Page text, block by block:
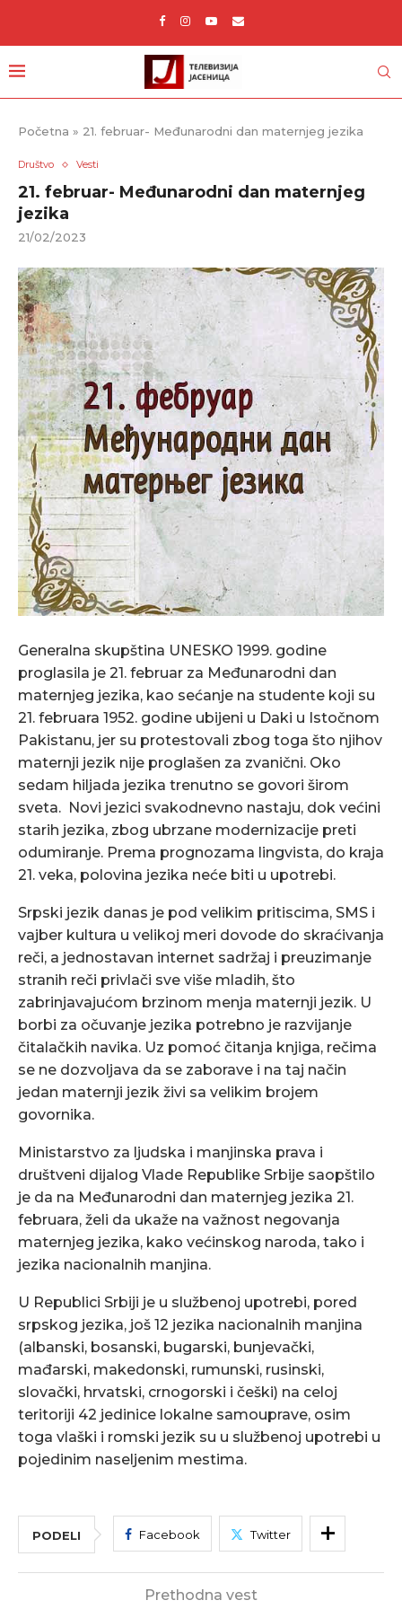
Početna » 21. februar- Međunarodni dan maternjeg jezika
Društvo Vesti
21. februar- Međunarodni dan maternjeg
jezika
21/02/2023
Generalna skupština UNESKO 1999. godine
proglasila je 21. februar za Međunarodni dan
maternjeg jezika, kao sećanje na studente koji su
21. februara 1952. godine ubijeni u Daki u Istočnom
Pakistanu, jer su protestovali zbog toga što njihov
maternji jezik nije proglašen za zvanični. Oko
sedam hiljada jezika trenutno se govori širom
sveta. Novi jezici svakodnevno nastaju, dok većini
starih jezika, zbog ubrzane modernizacije preti
odumiranje. Prema prognozama lingvista, do kraja
21. veka, polovina jezika neće biti u upotrebi.
Srpski jezik danas je pod velikim pritiscima, SMS i
vajber kultura u velikoj meri dovode do skraćivanja
reči, a jednostavan internet sadržaj i preuzimanje
stranih reči privlači sve više mladih, što
zabrinjavajućom brzinom menja maternji jezik. U
borbi za očuvanje jezika potrebno je razvijanje
čitalačkih navika. Uz pomoć čitanja knjiga, rečima
se ne dozvoljava da se zaborave i na taj način
jedan maternji jezik živi sa velikim brojem
govornika.
Ministarstvo za ljudska i manjinska prava i
društveni dijalog Vlade Republike Srbije saopštilo
je da na Međunarodni dan maternjeg jezika 21.
februara, želi da ukaže na važnost negovanja
maternjeg jezika, kako većinskog naroda, tako i
jezika nacionalnih manjina.
U Republici Srbiji je u službenoj upotrebi, pored
srpskog jezika, još 12 jezika nacionalnih manjina
(albanski, bosanski, bugarski, bunjevački,
mađarski, makedonski, rumunski, rusinski,
slovački, hrvatski, crnogorski i češki) na celoj
teritoriji 42 jedinice lokalne samouprave, osim
toga vlaški i romski jezik su u službenoj upotrebi u
pojedinim naseljenim mestima.
PODELI Facebook Twitter
Prethodna vest